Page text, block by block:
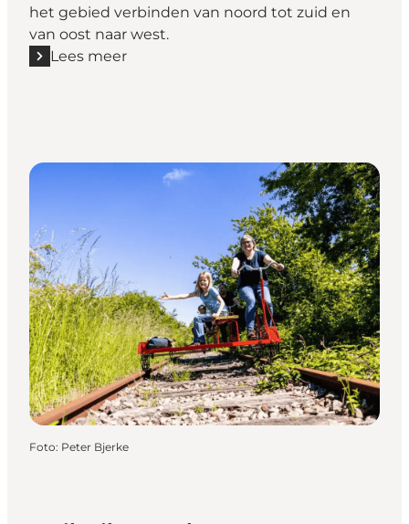
het gebied verbinden van noord tot zuid en
van oost naar west.
Lees meer
Lees meer "Sønderjylland op de fiets"
Foto: Peter Bjerke